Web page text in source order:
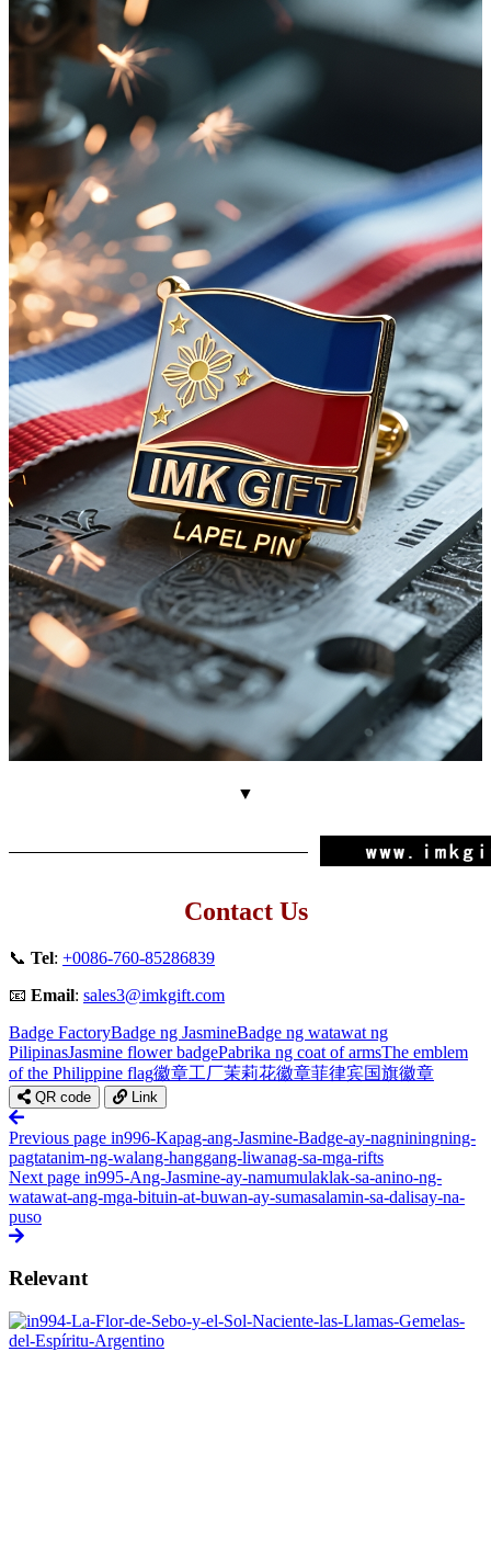
▼
Contact Us
📞 Tel: +0086-760-85286839
📧 Email: sales3@imkgift.com
Badge FactoryBadge ng JasmineBadge ng watawat ng
PilipinasJasmine flower badgePabrika ng coat of armsThe emblem
of the Philippine flag徽章工厂茉莉花徽章菲律宾国旗徽章
QR code Link
Previous page in996-Kapag-ang-Jasmine-Badge-ay-nagniningning-
pagtatanim-ng-walang-hanggang-liwanag-sa-mga-rifts
Next page in995-Ang-Jasmine-ay-namumulaklak-sa-anino-ng-
watawat-ang-mga-bituin-at-buwan-ay-sumasalamin-sa-dalisay-na-
puso
Relevant